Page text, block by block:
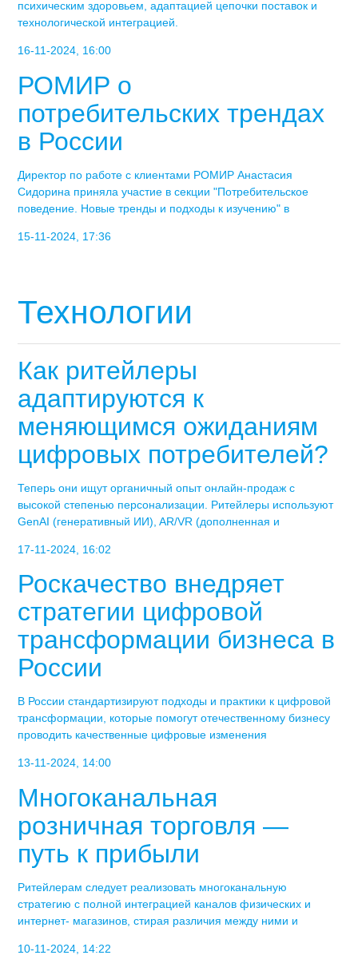
психическим здоровьем, адаптацией цепочки поставок и
технологической интеграцией.
16-11-2024, 16:00
РОМИР о
потребительских трендах
в России
Директор по работе с клиентами РОМИР Анастасия
Сидорина приняла участие в секции "Потребительское
поведение. Новые тренды и подходы к изучению" в
15-11-2024, 17:36
Технологии
Как ритейлеры
адаптируются к
меняющимся ожиданиям
цифровых потребителей?
Теперь они ищут органичный опыт онлайн-продаж с
высокой степенью персонализации. Ритейлеры используют
GenAI (генеративный ИИ), AR/VR (дополненная и
17-11-2024, 16:02
Роскачество внедряет
стратегии цифровой
трансформации бизнеса в
России
В России стандартизируют подходы и практики к цифровой
трансформации, которые помогут отечественному бизнесу
проводить качественные цифровые изменения
13-11-2024, 14:00
Многоканальная
розничная торговля —
путь к прибыли
Ритейлерам следует реализовать многоканальную
стратегию с полной интеграцией каналов физических и
интернет- магазинов, стирая различия между ними и
10-11-2024, 14:22